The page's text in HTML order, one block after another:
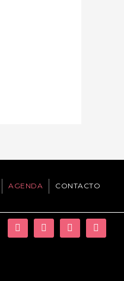
AGENDA CONTACTO